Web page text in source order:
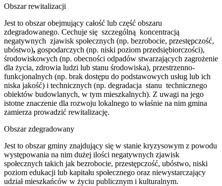
Obszar rewitalizacji
Jest to obszar obejmujący całość lub część obszaru
zdegradowanego. Cechuje się szczególną koncentracją
negatywnych zjawisk społecznych (np. bezrobocie, przestępczość,
ubóstwo), gospodarczych (np. niski poziom przedsiębiorczości),
środowiskowych (np. obecności odpadów stwarzających zagrożenie
dla życia, zdrowia ludzi lub stanu środowiska), przestrzenno-
funkcjonalnych (np. brak dostępu do podstawowych usług lub ich
niska jakość) i technicznych (np. degradacja stanu technicznego
obiektów budowlanych, w tym mieszkalnych). Z uwagi na jego
istotne znaczenie dla rozwoju lokalnego to właśnie na nim gmina
zamierza prowadzić rewitalizację.
Obszar zdegradowany
Jest to obszar gminy znajdujący się w stanie kryzysowym z powodu
występowania na nim dużej ilości negatywnych zjawisk
społecznych takich jak bezrobocie, przestępczość, ubóstwo, niski
poziom edukacji lub kapitału społecznego oraz niewystarczający
udział mieszkańców w życiu publicznym i kulturalnym.